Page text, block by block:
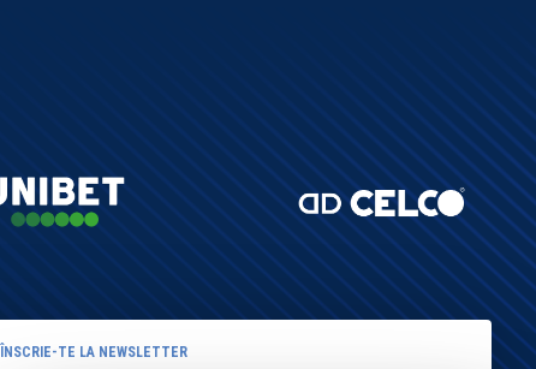
ÎNSCRIE-TE LA NEWSLETTER